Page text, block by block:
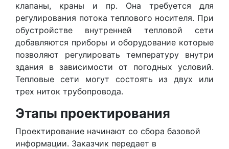
клапаны, краны и пр. Она требуется для
регулирования потока теплового носителя. При
обустройстве внутренней тепловой сети
добавляются приборы и оборудование которые
позволяют регулировать температуру внутри
здания в зависимости от погодных условий.
Тепловые сети могут состоять из двух или
трех ниток трубопровода.
Этапы проектирования
Проектирование начинают со сбора базовой
информации. Заказчик передает в